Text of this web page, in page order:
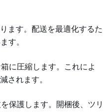
ます。配送を最適化するた
す。
に圧縮します。これによ
されます。
保護します。開梱後、ツリ